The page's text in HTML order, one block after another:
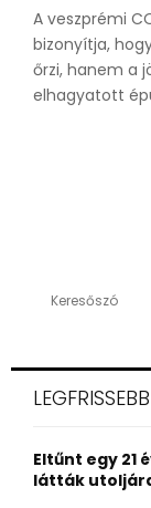
A veszprémi
bizonyítja,
őrzi, hanem a
elhagyatott
h
o
r
LEGFRISSEBB
Eltűnt egy 21
látták